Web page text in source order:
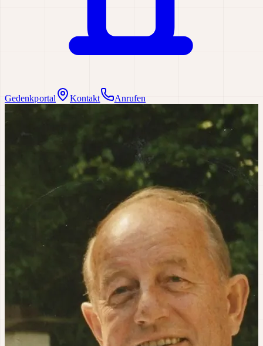
Gedenkportal Kontakt Anrufen